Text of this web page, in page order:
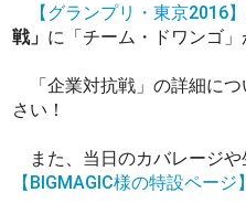
【グランプリ・東京2016】
戦」 に「チーム・ドワンゴ」
「企業対抗戦」の詳細につ
さい！
また、当日のカバレージや
【BIGMAGIC様の特設ページ】